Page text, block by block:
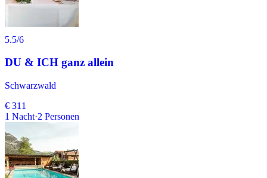
5.5/6
DU & ICH ganz allein
Schwarzwald
€ 311
1 Nacht·2 Personen